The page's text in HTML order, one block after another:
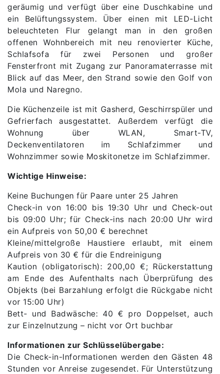
geräumig und verfügt über eine Duschkabine und
ein Belüftungssystem. Über einen mit LED-Licht
beleuchteten Flur gelangt man in den großen
offenen Wohnbereich mit neu renovierter Küche,
Schlafsofa für zwei Personen und großer
Fensterfront mit Zugang zur Panoramaterrasse mit
Blick auf das Meer, den Strand sowie den Golf von
Mola und Naregno.
Die Küchenzeile ist mit Gasherd, Geschirrspüler und
Gefrierfach ausgestattet. Außerdem verfügt die
Wohnung über WLAN, Smart-TV,
Deckenventilatoren im Schlafzimmer und
Wohnzimmer sowie Moskitonetze im Schlafzimmer.
Wichtige Hinweise:
Keine Buchungen für Paare unter 25 Jahren
Check-in von 16:00 bis 19:30 Uhr und Check-out
bis 09:00 Uhr; für Check-ins nach 20:00 Uhr wird
ein Aufpreis von 50,00 € berechnet
Kleine/mittelgroße Haustiere erlaubt, mit einem
Aufpreis von 30 € für die Endreinigung
Kaution (obligatorisch): 200,00 €; Rückerstattung
am Ende des Aufenthalts nach Überprüfung des
Objekts (bei Barzahlung erfolgt die Rückgabe nicht
vor 15:00 Uhr)
Bett- und Badwäsche: 40 € pro Doppelset, auch
zur Einzelnutzung – nicht vor Ort buchbar
Informationen zur Schlüsselübergabe:
Die Check-in-Informationen werden den Gästen 48
Stunden vor Anreise zugesendet. Für Unterstützung